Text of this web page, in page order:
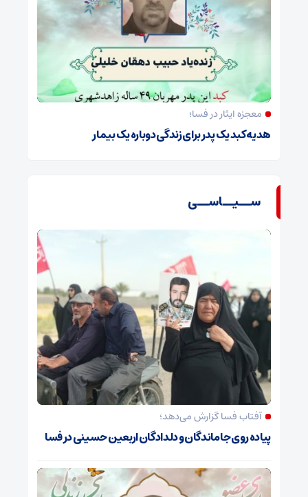
معجزه ایثار در فسا؛
هدیه کبد یک پدر برای زندگی دوباره یک بیمار
ســیــاســی
آفتاب فسا گزارش می‌دهد؛
پیاده روی جاماندگان و دلدادگان اربعین حسینی در فسا